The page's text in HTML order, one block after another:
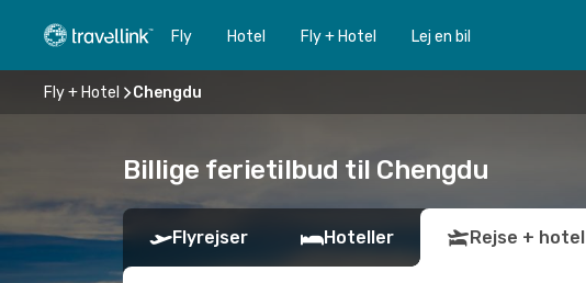
Fly Hotel Fly + Hotel Lej en bil
Fly + Hotel Chengdu
Billige ferietilbud til Chengdu
Flyrejser Hoteller Rejse + hotel